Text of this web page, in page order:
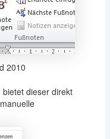
2010
dieser direkt